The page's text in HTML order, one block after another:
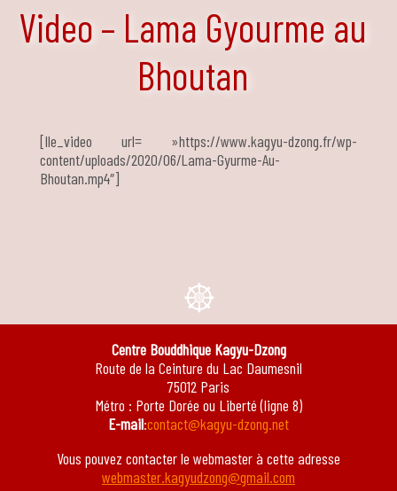
Video – Lama Gyourme au
Bhoutan
[lle_video url= »https://www.kagyu-dzong.fr/wp-
content/uploads/2020/06/Lama-Gyurme-Au-
Bhoutan.mp4″]
e
Centre Bouddhique Kagyu-Dzong
Route de la Ceinture du Lac Daumesnil
75012 Paris
Métro : Porte Dorée ou Liberté (ligne 8)
E-mail:contact@kagyu-dzong.net
Vous pouvez contacter le webmaster à cette adresse
webmaster.kagyudzong@gmail.com